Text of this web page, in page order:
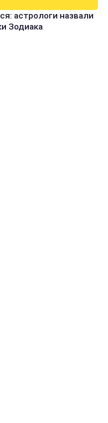
астрологи назвали
Зодиака